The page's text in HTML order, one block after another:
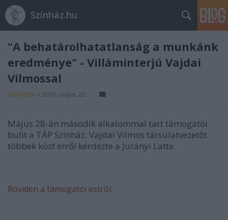
Színház.hu
"A behatárolhatatlanság a munkánk
eredménye" - Villáminterjú Vajdai
Vilmossal
szinhazhu • 2016. május 22.
Május 28-án második alkalommal tart támogatói
bulit a TÁP Színház. Vajdai Vilmos társulatvezetőt
többek közt erről kérdezte a Jurányi Latte.
Röviden a támogatói estről: